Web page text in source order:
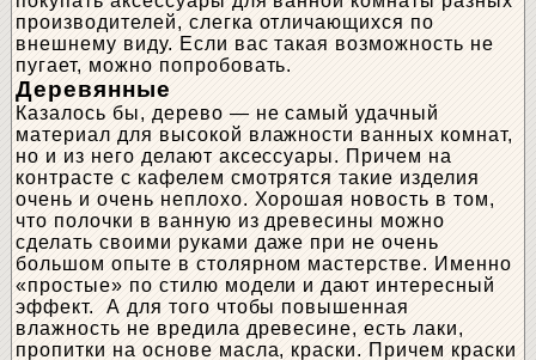
производителей, слегка отличающихся по
внешнему виду. Если вас такая возможность не
пугает, можно попробовать.
Деревянные
Казалось бы, дерево — не самый удачный
материал для высокой влажности ванных комнат,
но и из него делают аксессуары. Причем на
контрасте с кафелем смотрятся такие изделия
очень и очень неплохо. Хорошая новость в том,
что полочки в ванную из древесины можно
сделать своими руками даже при не очень
большом опыте в столярном мастерстве. Именно
«простые» по стилю модели и дают интересный
эффект. А для того чтобы повышенная
влажность не вредила древесине, есть лаки,
пропитки на основе масла, краски. Причем краски